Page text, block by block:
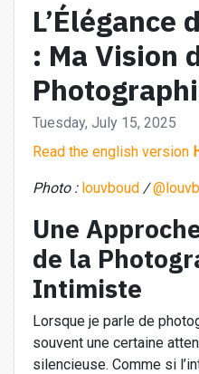
L’Élégance
: Ma Vision
Tuesday, July 15, 2025
Read the english version
Photo : louvboud /
Une
de la
Intimiste
Lorsque je parle de
souvent une certaine
silencieuse. Comme si